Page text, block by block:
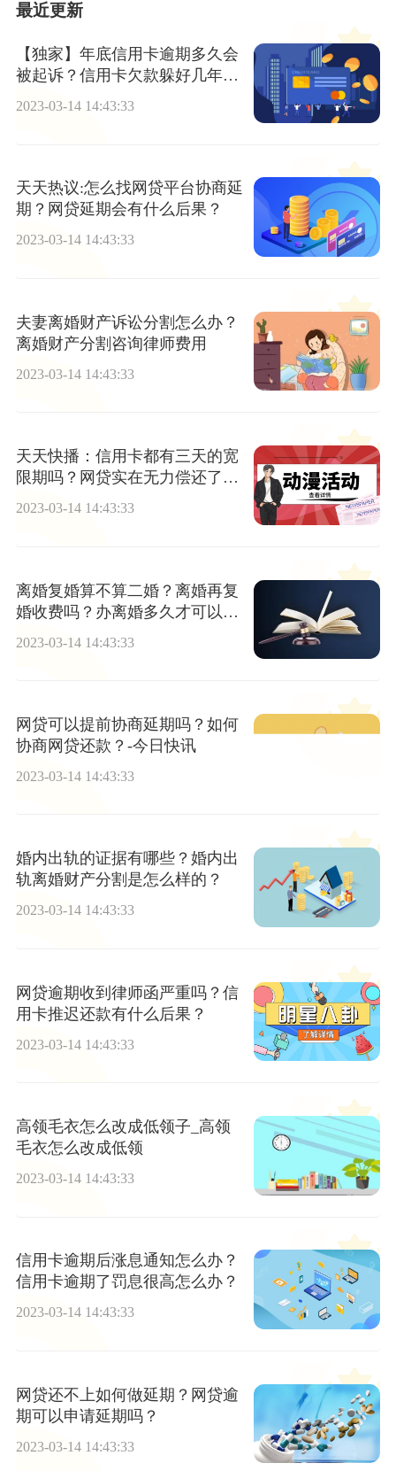
最近更新
【独家】年底信用卡逾期多久会
被起诉？信用卡欠款躲好几年怎
么办？
2023-03-14 14:43:33
天天热议:怎么找网贷平台协商延
期？网贷延期会有什么后果？
2023-03-14 14:43:33
夫妻离婚财产诉讼分割怎么办？
离婚财产分割咨询律师费用
2023-03-14 14:43:33
天天快播：信用卡都有三天的宽
限期吗？网贷实在无力偿还了怎
么办？
2023-03-14 14:43:33
离婚复婚算不算二婚？离婚再复
婚收费吗？办离婚多久才可以复
2023-03-14 14:43:33
网贷可以提前协商延期吗？如何
协商网贷还款？-今日快讯
2023-03-14 14:43:33
婚内出轨的证据有哪些？婚内出
轨离婚财产分割是怎么样的？
2023-03-14 14:43:33
网贷逾期收到律师函严重吗？信
用卡推迟还款有什么后果？
2023-03-14 14:43:33
高领毛衣怎么改成低领子_高领
毛衣怎么改成低领
2023-03-14 14:43:33
信用卡逾期后涨息通知怎么办？
信用卡逾期了罚息很高怎么办？
2023-03-14 14:43:33
网贷还不上如何做延期？网贷逾
期可以申请延期吗？
2023-03-14 14:43:33